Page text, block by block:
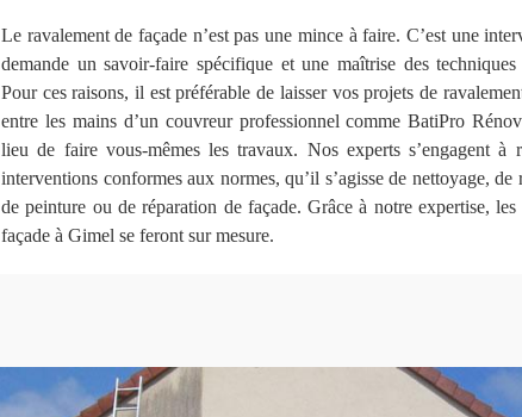
Le ravalement de façade n’est pas une mince à faire. C’est une
demande un savoir-faire spécifique et une maîtrise des techniques
Pour ces raisons, il est préférable de laisser vos projets de
entre les mains d’un couvreur professionnel comme BatiPro
lieu de faire vous-mêmes les travaux. Nos experts s’engagent à
interventions conformes aux normes, qu’il s’agisse de nettoyage, de
de peinture ou de réparation de façade. Grâce à notre expertise,
façade à Gimel se feront sur mesure.